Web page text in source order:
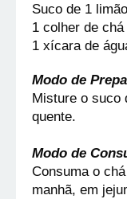
Suco de 1 limão
1 colher de
1 xícara de
Modo de
Misture o suco
quente.
Modo de
Consuma o
manhã, em